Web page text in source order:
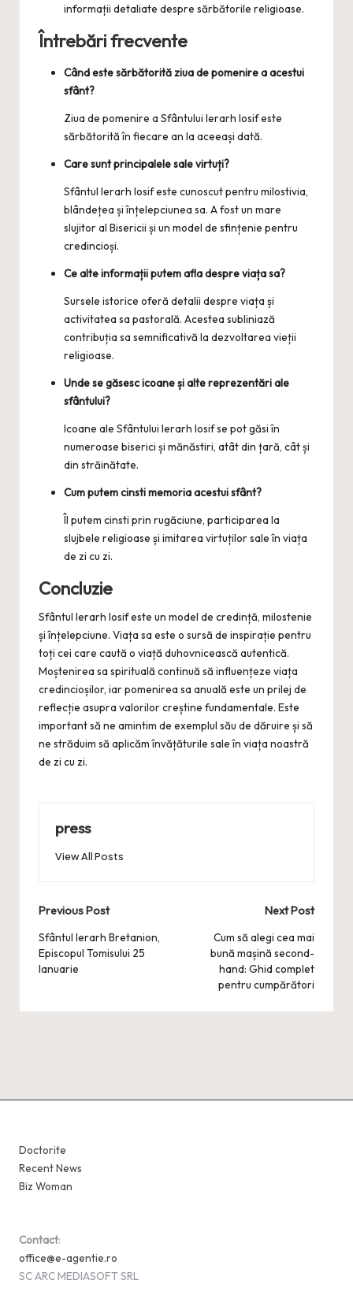
informații detaliate despre sărbătorile religioase.
Întrebări frecvente
Când este sărbătorită ziua de pomenire a acestui
sfânt?
Ziua de pomenire a Sfântului Ierarh Iosif este
sărbătorită în fiecare an la aceeași dată.
Care sunt principalele sale virtuți?
Sfântul Ierarh Iosif este cunoscut pentru milostivia,
blândețea și înțelepciunea sa. A fost un mare
slujitor al Bisericii și un model de sfințenie pentru
credincioși.
Ce alte informații putem afla despre viața sa?
Sursele istorice oferă detalii despre viața și
activitatea sa pastorală. Acestea subliniază
contribuția sa semnificativă la dezvoltarea vieții
religioase.
Unde se găsesc icoane și alte reprezentări ale
sfântului?
Icoane ale Sfântului Ierarh Iosif se pot găsi în
numeroase biserici și mănăstiri, atât din țară, cât și
din străinătate.
Cum putem cinsti memoria acestui sfânt?
Îl putem cinsti prin rugăciune, participarea la
slujbele religioase și imitarea virtuților sale în viața
de zi cu zi.
Concluzie
Sfântul Ierarh Iosif este un model de credință, milostenie
și înțelepciune. Viața sa este o sursă de inspirație pentru
toți cei care caută o viață duhovnicească autentică.
Moștenirea sa spirituală continuă să influențeze viața
credincioșilor, iar pomenirea sa anuală este un prilej de
reflecție asupra valorilor creștine fundamentale. Este
important să ne amintim de exemplul său de dăruire și să
ne străduim să aplicăm învățăturile sale în viața noastră
de zi cu zi.
press
View All Posts
Post
navigation
Previous Post
Sfântul Ierarh Bretanion,
Episcopul Tomisului 25
Ianuarie
Next Post
Cum să alegi cea mai
bună mașină second-
hand: Ghid complet
pentru cumpărători
Doctorite
Recent News
Biz Woman
Contact:
office@e-agentie.ro
SC ARC MEDIASOFT SRL